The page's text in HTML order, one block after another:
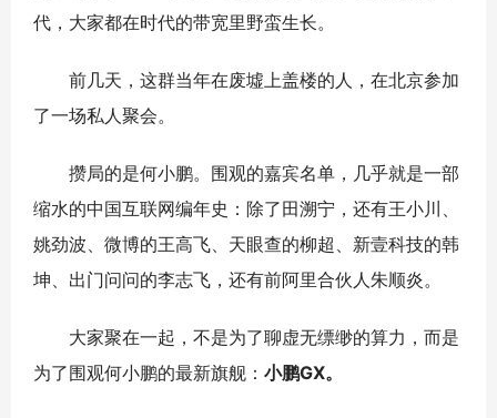
代，大家都在时代的带宽里野蛮生长。
前几天，这群当年在废墟上盖楼的人，在北京参加
了一场私人聚会。
攒局的是何小鹏。围观的嘉宾名单，几乎就是一部
缩水的中国互联网编年史：除了田溯宁，还有王小川、
姚劲波、微博的王高飞、天眼查的柳超、新壹科技的韩
坤、出门问问的李志飞，还有前阿里合伙人朱顺炎。
大家聚在一起，不是为了聊虚无缥缈的算力，而是
为了围观何小鹏的最新旗舰： 小鹏GX。